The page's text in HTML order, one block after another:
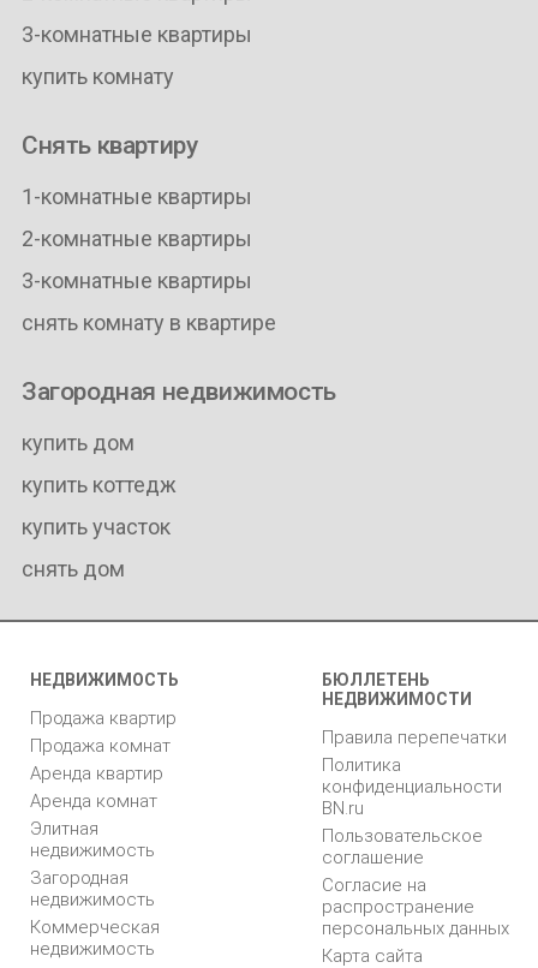
3-комнатные квартиры
купить комнату
Снять квартиру
1-комнатные квартиры
2-комнатные квартиры
3-комнатные квартиры
снять комнату в квартире
Загородная недвижимость
купить дом
купить коттедж
купить участок
снять дом
НЕДВИЖИМОСТЬ
Продажа квартир
Продажа комнат
Аренда квартир
Аренда комнат
Элитная
недвижимость
Загородная
недвижимость
Коммерческая
недвижимость
БЮЛЛЕТЕНЬ
НЕДВИЖИМОСТИ
Правила перепечатки
Политика
конфиденциальности
BN.ru
Пользовательское
соглашение
Согласие на
распространение
персональных данных
Карта сайта